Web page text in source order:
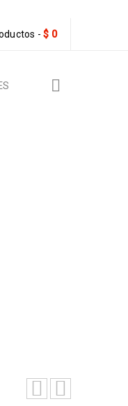
- $ 0